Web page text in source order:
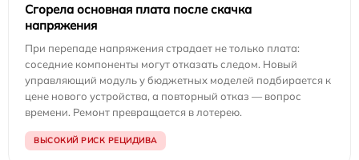
Сгорела основная плата после скачка
напряжения
При перепаде напряжения страдает не только плата:
соседние компоненты могут отказать следом. Новый
управляющий модуль у бюджетных моделей подбирается к
цене нового устройства, а повторный отказ — вопрос
времени. Ремонт превращается в лотерею.
ВЫСОКИЙ РИСК РЕЦИДИВА